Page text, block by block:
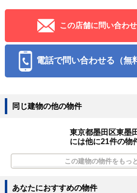
この店舗に問い合わせ
電話で問い合わせる（無
同じ建物の他の物件
東京都墨田区東墨
には他に21件の物
この建物の物件をもっ
あなたにおすすめの物件